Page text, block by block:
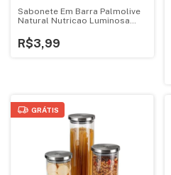
Sabonete Em Barra Palmolive
Natural Nutricao Luminosa
R$3,99
GRÁTIS